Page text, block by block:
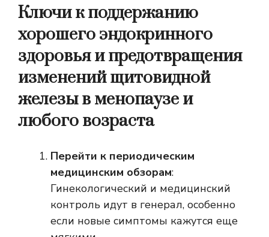
Ключи к поддержанию
хорошего эндокринного
здоровья и предотвращения
изменений щитовидной
железы в менопаузе и
любого возраста
Перейти к периодическим
медицинским обзорам:
Гинекологический и медицинский
контроль идут в генерал, особенно
если новые симптомы кажутся еще